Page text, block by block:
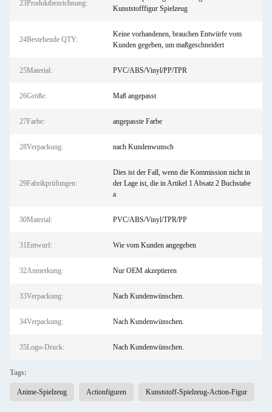
23Produktbezeichnung:
Kunststofffigur Spielzeug
24Bestehende QTY:
Keine vorhandenen, brauchen Entwürfe vom
Kunden gegeben, um maßgeschneidert
25Material: PVC/ABS/Vinyl/PP/TPR
26Größe: Maß angepasst
27Farbe: angepasste Farbe
28Verpackung: nach Kundenwunsch
29Fabrikprüfungen:
Dies ist der Fall, wenn die Kommission nicht in
der Lage ist, die in Artikel 1 Absatz 2 Buchstabe
a
30Material: PVC/ABS/Vinyl/TPR/PP
31Entwurf: Wie vom Kunden angegeben
32Anmerkung: Nur OEM akzeptieren
33Verpackung: Nach Kundenwünschen.
34Verpackung: Nach Kundenwünschen.
35Logo-Druck: Nach Kundenwünschen.
Tags:
Anime-Spielzeug Actionfiguren Kunststoff-Spielzeug-Action-Figur